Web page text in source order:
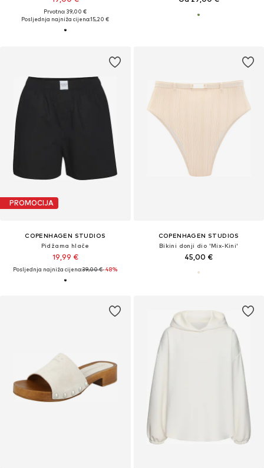
Prvotno: 39,00 €
Posljednja najniža cijena:15,20 €
PROMOCIJA
COPENHAGEN STUDIOS
Pidžama hlače
19,99 €
Posljednja najniža cijena:39,00 €-48%
COPENHAGEN STUDIOS
Bikini donji dio 'Mix-Kini'
45,00 €